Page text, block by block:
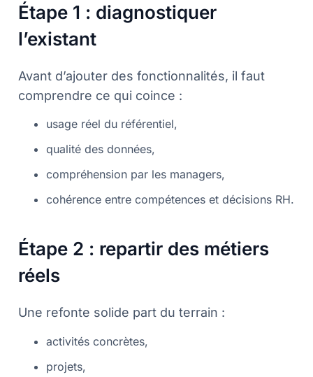
Étape 1 : diagnostiquer
l’existant
Avant d’ajouter des fonctionnalités, il faut
comprendre ce qui coince :
usage réel du référentiel,
qualité des données,
compréhension par les managers,
cohérence entre compétences et décisions RH.
Étape 2 : repartir des métiers
réels
Une refonte solide part du terrain :
activités concrètes,
projets,